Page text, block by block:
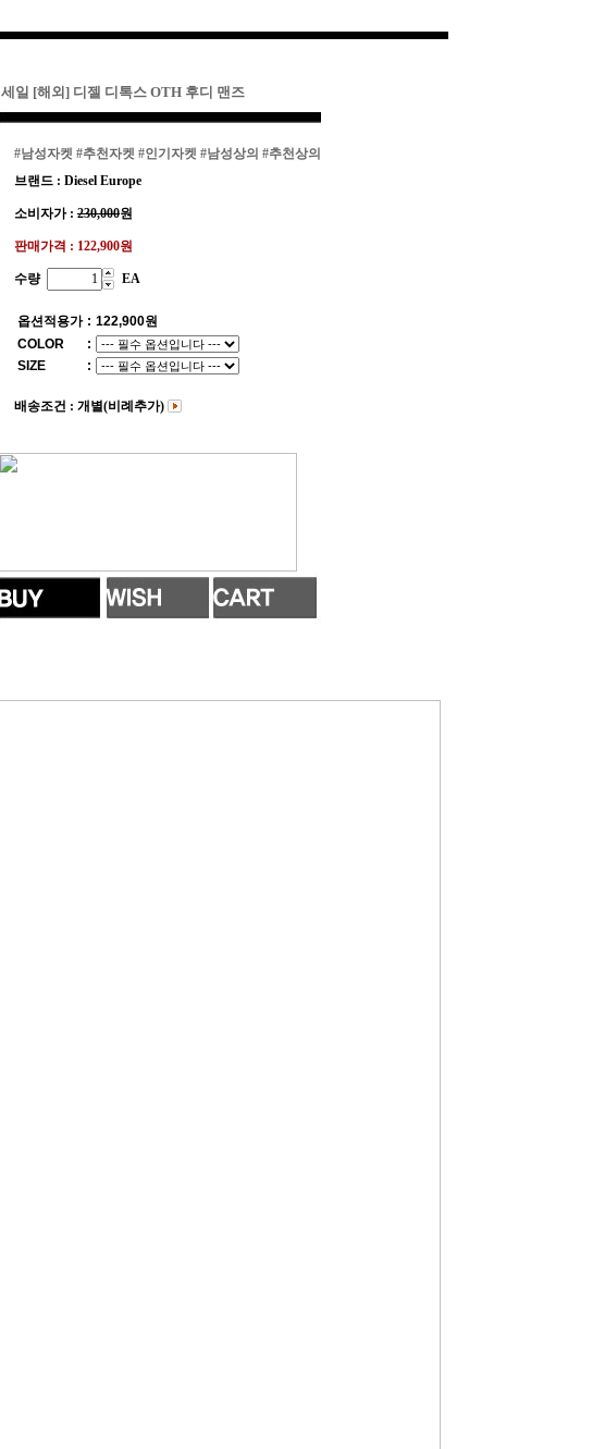
세일 [해외] 디젤 디톡스 OTH 후디 맨즈
#남성자켓 #추천자켓 #인기자켓 #남성상의 #추천상의
브랜드 : Diesel Europe
소비자가 : 230,000원
판매가격 : 122,900원
수량 EA
옵션적용가 : 122,900원
COLOR
:
SIZE
:
배송조건 : 개별(비례추가)